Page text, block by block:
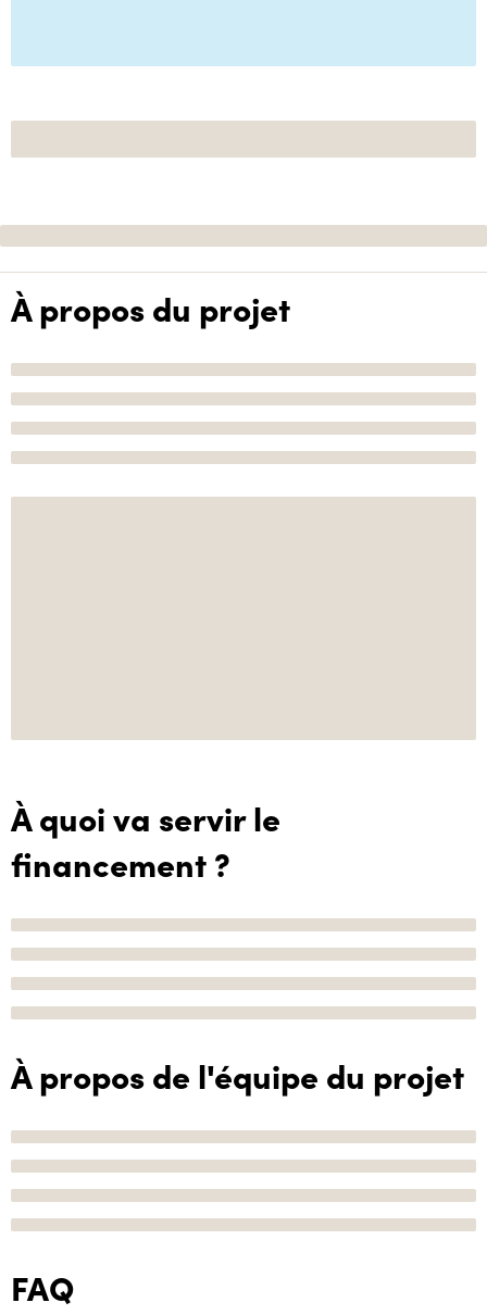
À propos du projet
À quoi va servir le
financement ?
À propos de l'équipe du projet
FAQ